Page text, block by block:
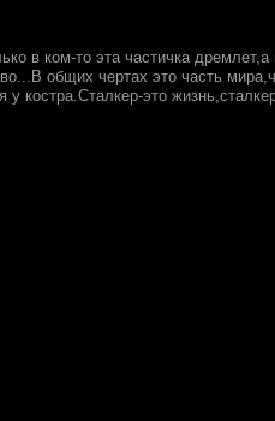
в ком-то эта частичка
общих чертах это часть
костра.Сталкер-это